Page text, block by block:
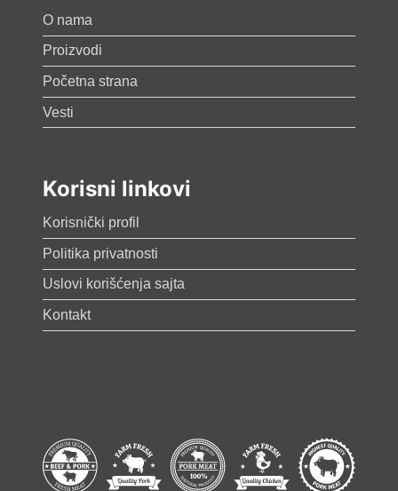
O nama
Proizvodi
Početna strana
Vesti
Korisni linkovi
Korisnički profil
Politika privatnosti
Uslovi korišćenja sajta
Kontakt